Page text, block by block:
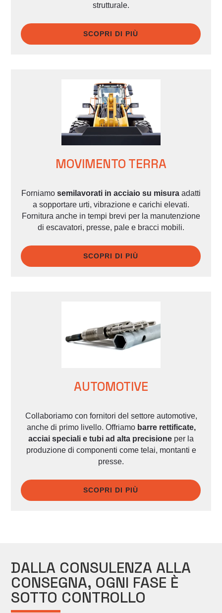
strutturale.
SCOPRI DI PIÙ
MOVIMENTO TERRA
Forniamo semilavorati in acciaio su misura adatti
a sopportare urti, vibrazione e carichi elevati.
Fornitura anche in tempi brevi per la manutenzione
di escavatori, presse, pale e bracci mobili.
SCOPRI DI PIÙ
AUTOMOTIVE
Collaboriamo con fornitori del settore automotive,
anche di primo livello. Offriamo barre rettificate,
acciai speciali e tubi ad alta precisione per la
produzione di componenti come telai, montanti e
presse.
SCOPRI DI PIÙ
DALLA CONSULENZA ALLA
CONSEGNA, OGNI FASE È
SOTTO CONTROLLO